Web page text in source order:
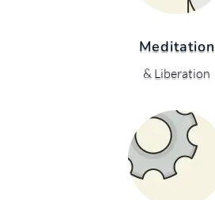
Meditation
& Liberation